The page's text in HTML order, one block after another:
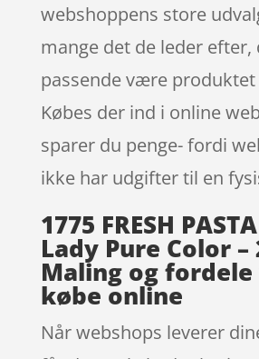
webshoppens store
mange det de leder efter,
passende være produktet
Købes der ind i online
sparer du penge- fordi
ikke har udgifter til en
1775 FRESH
Lady Pure Color –
Maling og
købe online
Når webshops leverer